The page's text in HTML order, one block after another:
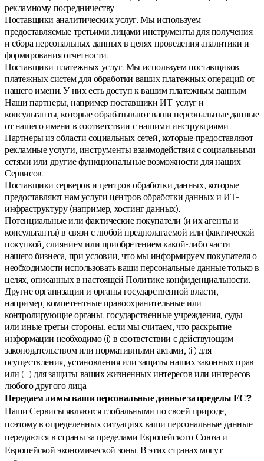
рекламному посредничеству.
Поставщики аналитических услуг. Мы используем
предоставляемые третьими лицами инструменты для получения
и сбора персональных данных в целях проведения аналитики и
формирования отчетности.
Поставщики платежных услуг. Мы используем поставщиков
платежных систем для обработки ваших платежных операций от
нашего имени. У них есть доступ к вашим платежным данным.
Наши партнеры, например поставщики ИТ-услуг и
консультанты, которые обрабатывают ваши персональные данные
от нашего имени в соответствии с нашими инструкциями.
Партнеры из области социальных сетей, которые предоставляют
рекламные услуги, инструменты взаимодействия с социальными
сетями или другие функциональные возможности для наших
Сервисов.
Поставщики серверов и центров обработки данных, которые
предоставляют нам услуги центров обработки данных и ИТ-
инфраструктуру (например, хостинг данных).
Потенциальные или фактические покупатели (и их агенты и
консультанты) в связи с любой предполагаемой или фактической
покупкой, слиянием или приобретением какой-либо части
нашего бизнеса, при условии, что мы информируем покупателя о
необходимости использовать ваши персональные данные только в
целях, описанных в настоящей Политике конфиденциальности.
Другие организации и органы государственной власти,
например, компетентные правоохранительные или
контролирующие органы, государственные учреждения, суды
или иные третьи стороны, если мы считаем, что раскрытие
информации необходимо (i) в соответствии с действующим
законодательством или нормативными актами, (ii) для
осуществления, установления или защиты наших законных прав
или (iii) для защиты ваших жизненных интересов или интересов
любого другого лица.
Передаем ли мы ваши персональные данные за пределы ЕС?
Наши Сервисы являются глобальными по своей природе,
поэтому в определенных ситуациях ваши персональные данные
передаются в страны за пределами Европейского Союза и
Европейской экономической зоны. В этих странах могут